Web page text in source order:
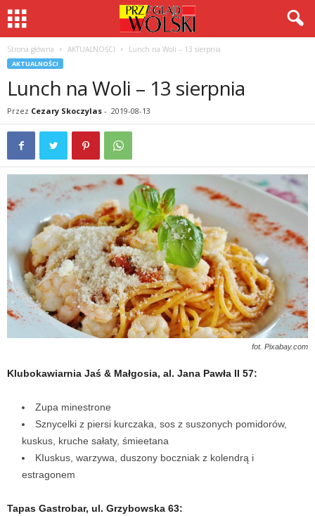
Strona główna AKTUALNOŚCI Lunch na Woli – 13 sierpnia
AKTUALNOŚCI
Lunch na Woli – 13 sierpnia
Przez Cezary Skoczylas - 2019-08-13
fot. Pixabay.com
Klubokawiarnia Jaś & Małgosia, al. Jana Pawła II 57:
Zupa minestrone
Sznycelki z piersi kurczaka, sos z suszonych pomidorów,
kuskus, kruche sałaty, śmieetana
KIuskus, warzywa, duszony boczniak z kolendrą i
estragonem
Tapas Gastrobar, ul. Grzybowska 63: